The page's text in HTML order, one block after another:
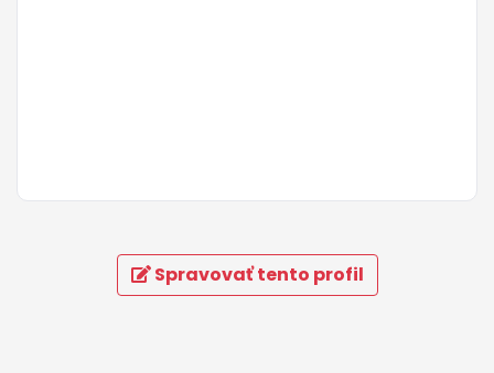
Spravovať tento profil